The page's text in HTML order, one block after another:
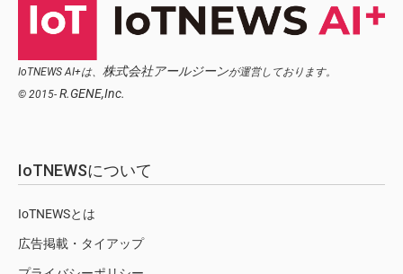
IoTNEWS AI+は、 株式会社アールジーンが運営しております。
© 2015- R.GENE,Inc.
IoTNEWSについて
IoTNEWSとは
広告掲載・タイアップ